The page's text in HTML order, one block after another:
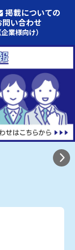
掲載についての
問い合わせ
企業様向け）